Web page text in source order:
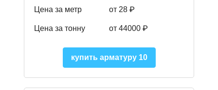
Цена за метр от 28 ₽
Цена за тонну от 44000 ₽
купить арматуру 10